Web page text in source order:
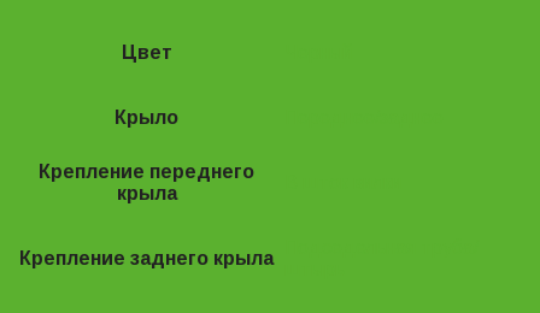
Цвет
Крыло
Крепление переднего
крыла
Крепление заднего крыла